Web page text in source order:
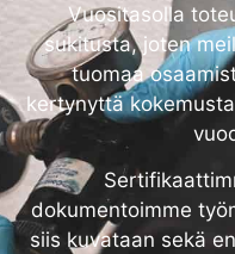
Vuositasolla
sukitusta, joten
tuomaa
kertynyttä
dokumentoimme
siis kuvataan sekä